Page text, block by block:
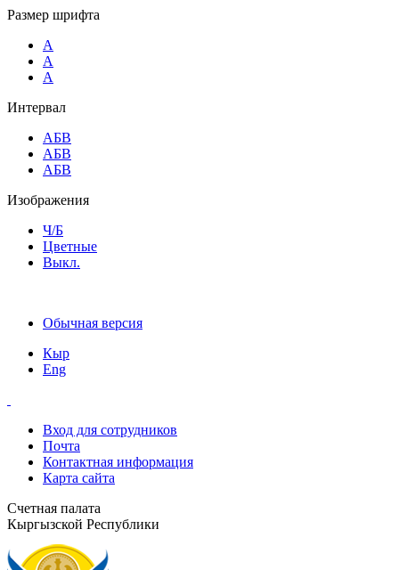
Размер шрифта
A
A
A
Интервал
AБВ
AБВ
AБВ
Изображения
Ч/Б
Цветные
Выкл.
Обычная версия
Кыр
Eng
Вход для сотрудников
Почта
Контактная информация
Карта сайта
Счетная палата
Кыргызской Республики